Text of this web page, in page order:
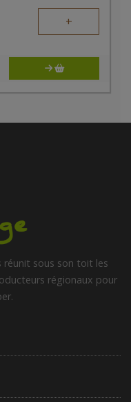
+
réunit sous son toit les
régionaux pour